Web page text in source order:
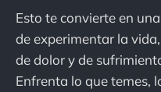
Esto te convierte en
de experimentar la
de dolor y de
Enfrenta lo que temes,